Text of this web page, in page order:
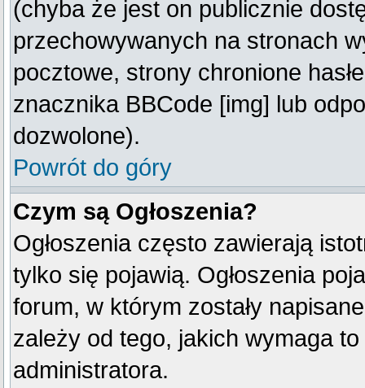
(chyba że jest on publicznie
przechowywanych na stronach
pocztowe, strony chronione
znacznika BBCode [img] lub
dozwolone).
Powrót do góry
Czym są Ogłoszenia?
Ogłoszenia często zawierają
tylko się pojawią. Ogłoszenia
forum, w którym zostały
zależy od tego, jakich wymaga
administratora.